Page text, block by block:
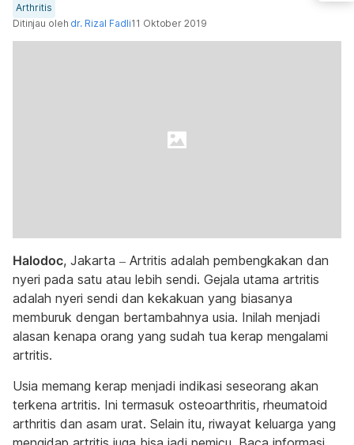
Arthritis
Ditinjau oleh dr. Rizal Fadli11 Oktober 2019
Halodoc, Jakarta – Artritis adalah pembengkakan dan
nyeri pada satu atau lebih sendi. Gejala utama artritis
adalah nyeri sendi dan kekakuan yang biasanya
memburuk dengan bertambahnya usia. Inilah menjadi
alasan kenapa orang yang sudah tua kerap mengalami
artritis.
Usia memang kerap menjadi indikasi seseorang akan
terkena artritis. Ini termasuk osteoarthritis, rheumatoid
arthritis dan asam urat. Selain itu, riwayat keluarga yang